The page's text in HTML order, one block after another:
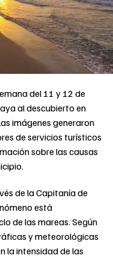
del 11 y 12 de
al descubierto en
imágenes generaron
de servicios turísticos
sobre las causas
de la Capitanía de
está
de las mareas. Según
y meteorológicas
la intensidad de las